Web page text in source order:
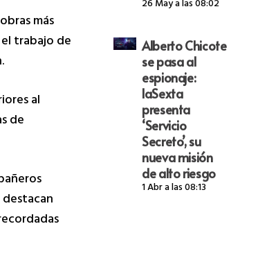
más
trabajo de
al
de
26 May a las 08:02
Alberto Chicote
se pasa al
espionaje:
laSexta
presenta
‘Servicio
Secreto’, su
nueva misión
de alto riesgo
1 Abr a las 08:13